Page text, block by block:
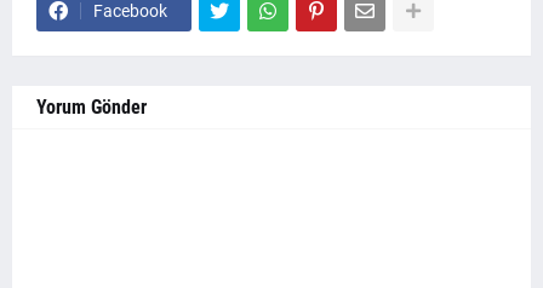
Facebook
Yorum Gönder